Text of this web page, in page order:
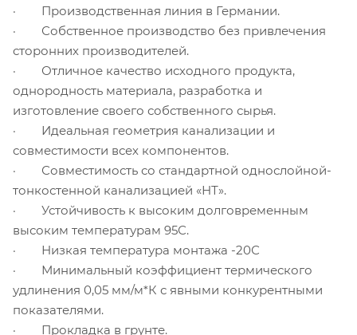
· Производственная линия в Германии.
· Собственное производство без привлечения
сторонних производителей.
· Отличное качество исходного продукта,
однородность материала, разработка и
изготовление своего собственного сырья.
· Идеальная геометрия канализации и
совместимости всех компонентов.
· Совместимость со стандартной однослойной-
тонкостенной канализацией «НТ».
· Устойчивость к высоким долговременным
высоким температурам 95С.
· Низкая температура монтажа -20С
· Минимальный коэффициент термического
удлинения 0,05 мм/м*К с явными конкурентными
показателями.
· Прокладка в грунте.